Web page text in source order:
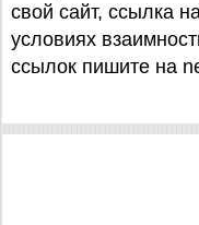
свой сайт, ссылка
условиях
ссылок пишите на